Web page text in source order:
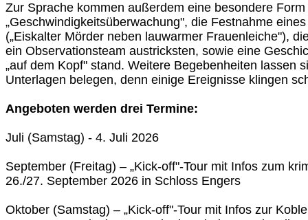
Zur Sprache kommen außerdem eine besondere Form
„Geschwindigkeitsüberwachung", die Festnahme
(„Eiskalter Mörder neben lauwarmer Frauenleiche"),
ein Observationsteam austricksten, sowie eine
„auf dem Kopf" stand. Weitere Begebenheiten lassen
Unterlagen belegen, denn einige Ereignisse klingen
Angeboten werden drei Termine:
Juli (Samstag) - 4. Juli 2026
September (Freitag) – „Kick-off"-Tour mit Infos zum
26./27. September 2026 in Schloss Engers
Oktober (Samstag) – „Kick-off"-Tour mit Infos zur